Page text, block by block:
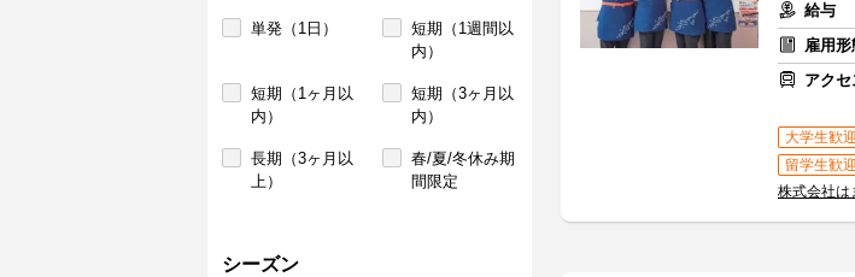
単発（1日）
短期（1週間以
内）
短期（1ヶ月以
内）
短期（3ヶ月以
内）
長期（3ヶ月以
上）
春/夏/冬休み期
間限定
シーズン
給与
雇用形
アクセ
大学生歓迎
留学生歓迎
株式会社は